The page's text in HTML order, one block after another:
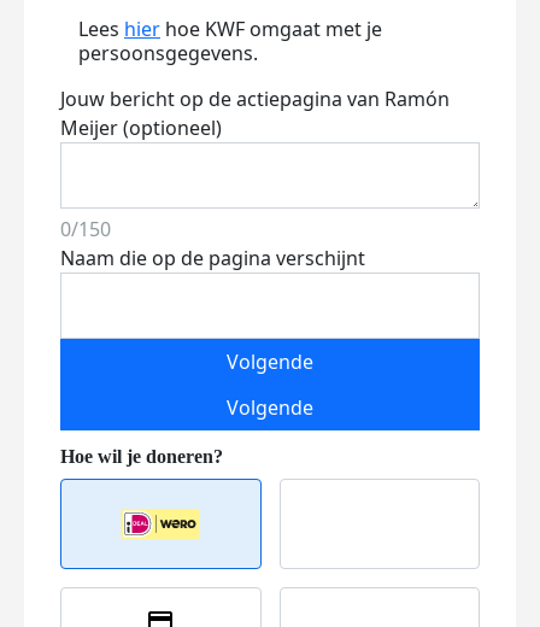
Lees hier hoe KWF omgaat met je
persoonsgegevens.
Jouw bericht op de actiepagina van Ramón
Meijer (optioneel)
0/150
Naam die op de pagina verschijnt
Volgende
Volgende